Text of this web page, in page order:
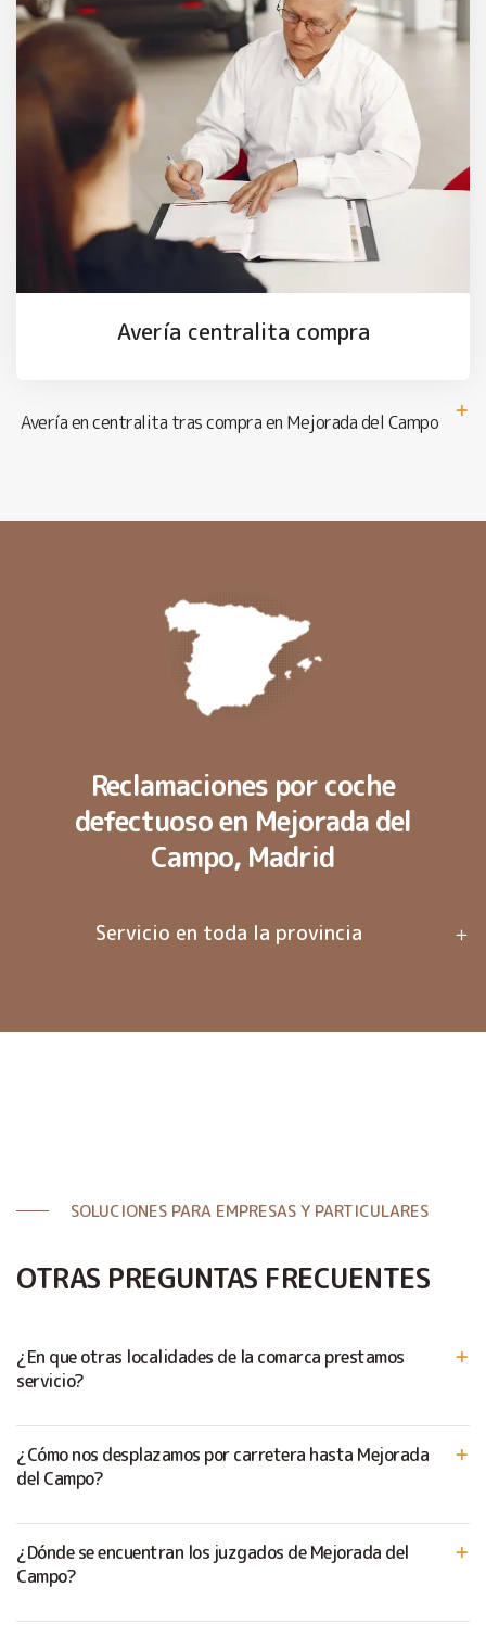
Avería centralita compra
Avería en centralita tras compra en Mejorada del Campo
Reclamaciones por coche
defectuoso en Mejorada del
Campo, Madrid
Servicio en toda la provincia
SOLUCIONES PARA EMPRESAS Y PARTICULARES
OTRAS PREGUNTAS FRECUENTES
¿En que otras localidades de la comarca prestamos
servicio?
¿Cómo nos desplazamos por carretera hasta Mejorada
del Campo?
¿Dónde se encuentran los juzgados de Mejorada del
Campo?